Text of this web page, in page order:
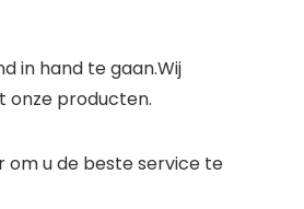
in hand te gaan.Wij
onze producten.
om u de beste service te